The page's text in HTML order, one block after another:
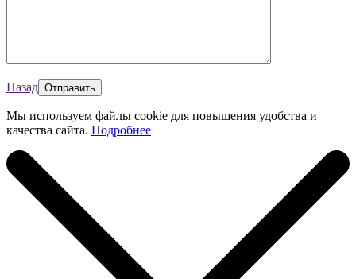
Назад
Мы используем файлы cookie для повышения удобства и
качества сайта. Подробнее